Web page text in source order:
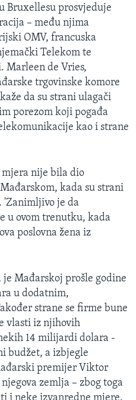
Bruxellesu prosvjeduje
– među njima
OMV, francuska
Telekom te
Marleen de Vries,
trgovinske komore
da su strani ulagači
porezom koji pogađa
kao i strane
mjera nije bila dio
kada su strani
'Zanimljivo je da
u ovom trenutku, kada
poslovna žena iz
Mađarskoj prošle godine
u dodatnim,
strane se firme bune
vlasti iz njihovih
14 milijardi dolara -
budžet, a izbjegle
premijer Viktor
zemlja – zbog toga